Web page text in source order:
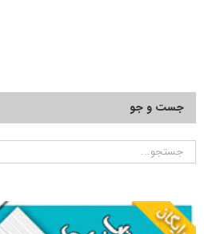
جست و جو
جستجو